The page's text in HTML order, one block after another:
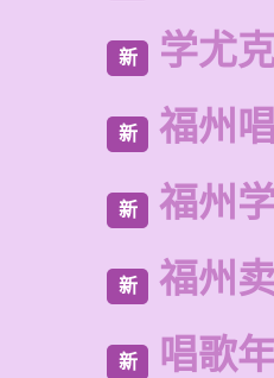
新 学尤
新 福州
新 福州
新 福州
新 唱歌